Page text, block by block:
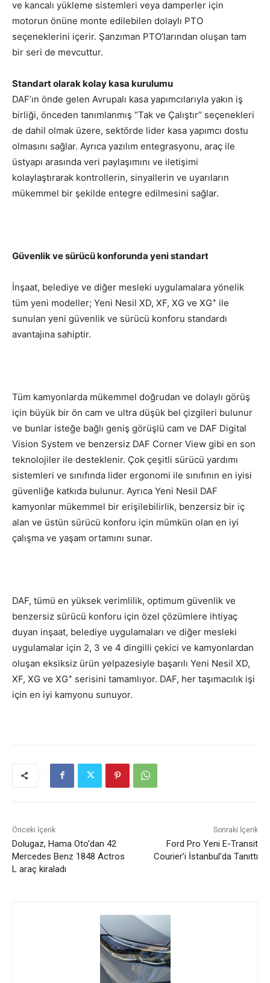
ve kancalı yükleme sistemleri veya damperler için
motorun önüne monte edilebilen dolaylı PTO
seçeneklerini içerir. Şanzıman PTO’larından oluşan tam
bir seri de mevcuttur.
Standart olarak kolay kasa kurulumu
DAF’ın önde gelen Avrupalı kasa yapımcılarıyla yakın iş
birliği, önceden tanımlanmış “Tak ve Çalıştır” seçenekleri
de dahil olmak üzere, sektörde lider kasa yapımcı dostu
olmasını sağlar. Ayrıca yazılım entegrasyonu, araç ile
üstyapı arasında veri paylaşımını ve iletişimi
kolaylaştırarak kontrollerin, sinyallerin ve uyarıların
mükemmel bir şekilde entegre edilmesini sağlar.
Güvenlik ve sürücü konforunda yeni standart
İnşaat, belediye ve diğer mesleki uygulamalara yönelik
tüm yeni modeller; Yeni Nesil XD, XF, XG ve XG+ ile
sunulan yeni güvenlik ve sürücü konforu standardı
avantajına sahiptir.
Tüm kamyonlarda mükemmel doğrudan ve dolaylı görüş
için büyük bir ön cam ve ultra düşük bel çizgileri bulunur
ve bunlar isteğe bağlı geniş görüşlü cam ve DAF Digital
Vision System ve benzersiz DAF Corner View gibi en son
teknolojiler ile desteklenir. Çok çeşitli sürücü yardımı
sistemleri ve sınıfında lider ergonomi ile sınıfının en iyisi
güvenliğe katkıda bulunur. Ayrıca Yeni Nesil DAF
kamyonlar mükemmel bir erişilebilirlik, benzersiz bir iç
alan ve üstün sürücü konforu için mümkün olan en iyi
çalışma ve yaşam ortamını sunar.
DAF, tümü en yüksek verimlilik, optimum güvenlik ve
benzersiz sürücü konforu için özel çözümlere ihtiyaç
duyan inşaat, belediye uygulamaları ve diğer mesleki
uygulamalar için 2, 3 ve 4 dingilli çekici ve kamyonlardan
oluşan eksiksiz ürün yelpazesiyle başarılı Yeni Nesil XD,
XF, XG ve XG+ serisini tamamlıyor. DAF, her taşımacılık işi
için en iyi kamyonu sunuyor.
Önceki İçerik
Dolugaz, Hama Oto’dan 42
Mercedes Benz 1848 Actros
L araç kiraladı
Sonraki İçerik
Ford Pro Yeni E-Transit
Courier’i İstanbul’da Tanıttı